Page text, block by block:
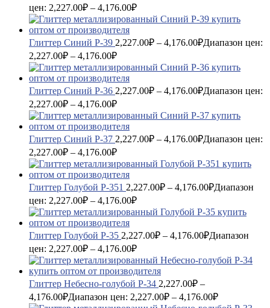
цен: 2,227.00₽ – 4,176.00₽
Глиттер Синий P-39 2,227.00₽ – 4,176.00₽Диапазон цен:
2,227.00₽ – 4,176.00₽
Глиттер Синий P-36 2,227.00₽ – 4,176.00₽Диапазон цен:
2,227.00₽ – 4,176.00₽
Глиттер Синий P-37 2,227.00₽ – 4,176.00₽Диапазон цен:
2,227.00₽ – 4,176.00₽
Глиттер Голубой P-351 2,227.00₽ – 4,176.00₽Диапазон
цен: 2,227.00₽ – 4,176.00₽
Глиттер Голубой P-35 2,227.00₽ – 4,176.00₽Диапазон
цен: 2,227.00₽ – 4,176.00₽
Глиттер Небесно-голубой P-34 2,227.00₽ –
4,176.00₽Диапазон цен: 2,227.00₽ – 4,176.00₽